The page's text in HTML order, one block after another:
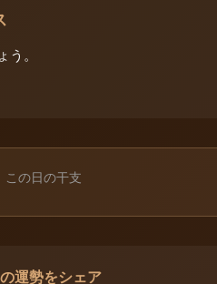
。
この日の干支
運勢をシェア